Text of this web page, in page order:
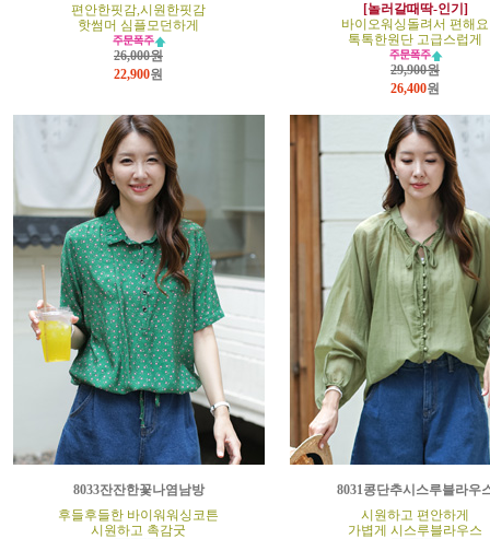
편안한핏감,시원한핏감
핫썸머 심플모던하게
26,000원
22,900원
[놀러갈때딱-인기]
바이오워싱돌려서 편해요
톡톡한원단 고급스럽게
29,900원
26,400원
8033잔잔한꽃나염남방
후들후들한 바이워워싱코튼
시원하고 촉감굿
8031콩단추시스루블라우
시원하고 편안하게
가볍게 시스루블라우스